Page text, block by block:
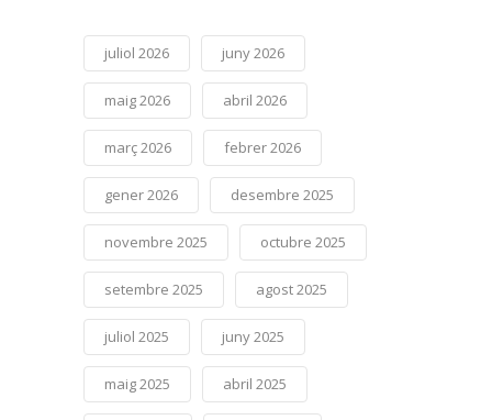
juliol 2026 juny 2026
maig 2026 abril 2026
març 2026 febrer 2026
gener 2026 desembre 2025
novembre 2025 octubre 2025
setembre 2025 agost 2025
juliol 2025 juny 2025
maig 2025 abril 2025